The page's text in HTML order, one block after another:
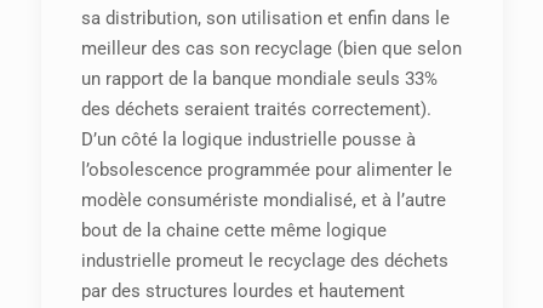
sa distribution, son utilisation et enfin dans le
meilleur des cas son recyclage (bien que selon
un rapport de la banque mondiale seuls 33%
des déchets seraient traités correctement).
D’un côté la logique industrielle pousse à
l’obsolescence programmée pour alimenter le
modèle consumériste mondialisé, et à l’autre
bout de la chaine cette même logique
industrielle promeut le recyclage des déchets
par des structures lourdes et hautement